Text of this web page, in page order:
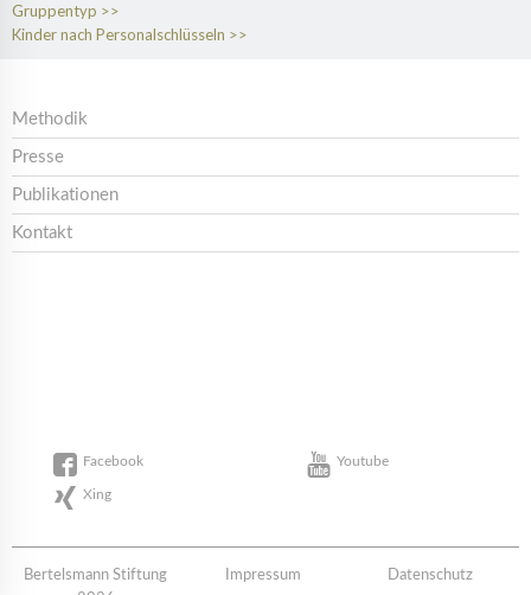
Gruppentyp
Kinder nach Personalschlüsseln
Methodik
Presse
Publikationen
Kontakt
Facebook Youtube
Xing
Bertelsmann Stiftung
Impressum Datenschutz